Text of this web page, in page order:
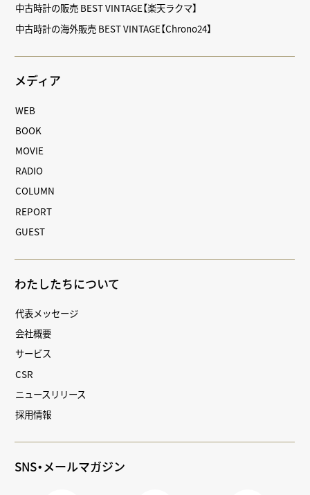
中古時計の販売 BEST VINTAGE【楽天ラクマ】
中古時計の海外販売 BEST VINTAGE【Chrono24】
メディア
WEB
BOOK
MOVIE
RADIO
COLUMN
REPORT
GUEST
わたしたちについて
代表メッセージ
会社概要
サービス
CSR
ニュースリリース
採用情報
SNS・メールマガジン